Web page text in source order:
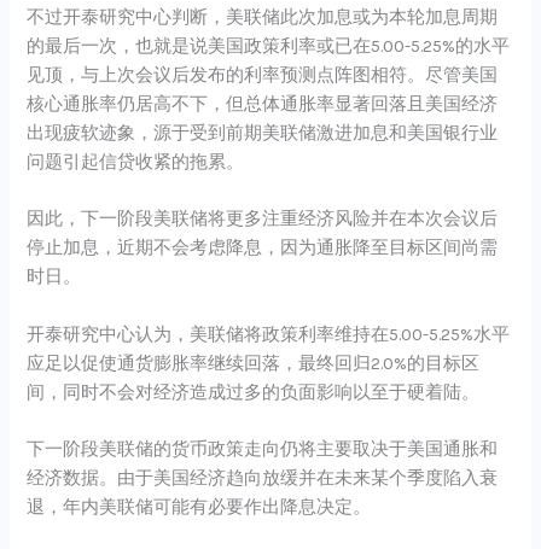
不过开泰研究中心判断，美联储此次加息或为本轮加息周期
的最后一次，也就是说美国政策利率或已在5.00-5.25%的水平
见顶，与上次会议后发布的利率预测点阵图相符。尽管美国
核心通胀率仍居高不下，但总体通胀率显著回落且美国经济
出现疲软迹象，源于受到前期美联储激进加息和美国银行业
问题引起信贷收紧的拖累。
因此，下一阶段美联储将更多注重经济风险并在本次会议后
停止加息，近期不会考虑降息，因为通胀降至目标区间尚需
时日。
开泰研究中心认为，美联储将政策利率维持在5.00-5.25%水平
应足以促使通货膨胀率继续回落，最终回归2.0%的目标区
间，同时不会对经济造成过多的负面影响以至于硬着陆。
下一阶段美联储的货币政策走向仍将主要取决于美国通胀和
经济数据。由于美国经济趋向放缓并在未来某个季度陷入衰
退，年内美联储可能有必要作出降息决定。